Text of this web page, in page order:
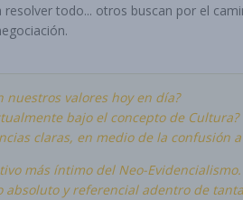
todo... otros buscan por el
nuestros valores hoy en día?
bajo el concepto de Cultura?
claras, en medio de la confusión
más íntimo del Neo-Evidencialismo.
absoluto y referencial adentro de